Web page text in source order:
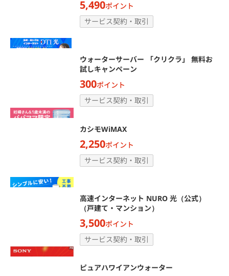
5,490ポイント
サービス契約・取引
ウォーターサーバー 「クリクラ」 無料お
試しキャンペーン
300ポイント
サービス契約・取引
カシモWiMAX
2,250ポイント
サービス契約・取引
高速インターネット NURO 光（公式）
（戸建て・マンション）
3,500ポイント
サービス契約・取引
ピュアハワイアンウォーター